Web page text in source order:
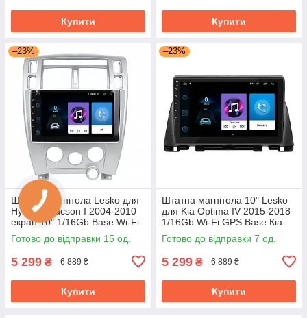
Купити Купити
–23%
Штатна магнітола Lesko для
Hyundai Tucson I 2004-2010
екран 10" 1/16Gb Base Wi-Fi
GPS Android хендай
Готово до відправки 15 од.
5 299 ₴ 6 889 ₴
Купити
–23%
Штатна магнітола 10" Lesko
для Kia Optima IV 2015-2018
1/16Gb Wi-Fi GPS Base Кіа
Готово до відправки 7 од.
5 299 ₴ 6 889 ₴
Купити